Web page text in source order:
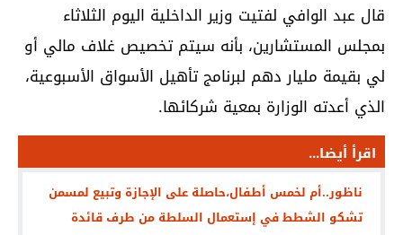
قال عبد الوافي لفتيت وزير الداخلية اليوم الثلاثاء
بمجلس المستشارين، بأنه سيتم تخصيص غلاف مالي أو
لي بقيمة مليار دهم لبرنامج تأهيل الأسواق الأسبوعية،
الذي أعدته الوزارة بمعية شركائها.
اقرأ أيضا...
ناظور..أم لخمس أطفال،حاصلة على الإجازة وتبيع لمسمن
تشكو الشطط في إستعمال السلطة من طرف قائدة